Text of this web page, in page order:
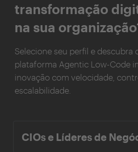
transformação
na sua
Selecione seu perfil e descubra
plataforma Agentic Low-Code
inovação com velocidade,
escalabilidade.
CIOs e Líderes de